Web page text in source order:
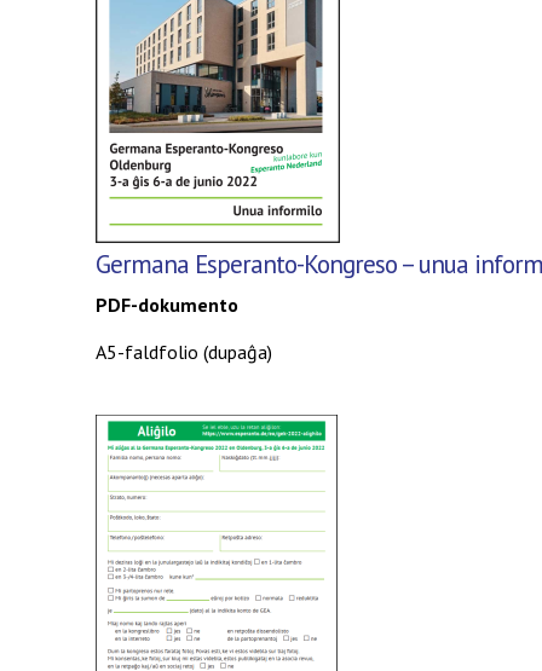
Germana Esperanto-Kongreso – unua
PDF-dokumento
A5-faldfolio (dupaĝa)